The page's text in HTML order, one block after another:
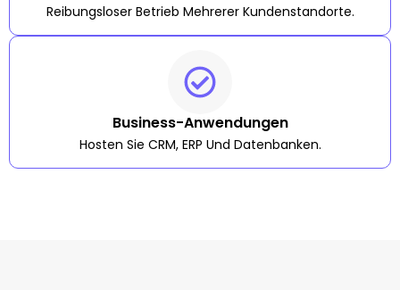
Reibungsloser Betrieb Mehrerer Kundenstandorte.
Business-Anwendungen
Hosten Sie CRM, ERP Und Datenbanken.